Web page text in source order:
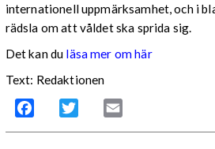
internationell uppmärksamhet, och i
rädsla om att våldet ska sprida sig.
Det kan du läsa mer om här
Text: Redaktionen
Facebook Twitter